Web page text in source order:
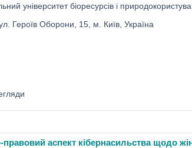
університет біоресурсів і
Героїв Оборони, 15, м. Київ, Україна
правовий аспект кібернасильства щодо